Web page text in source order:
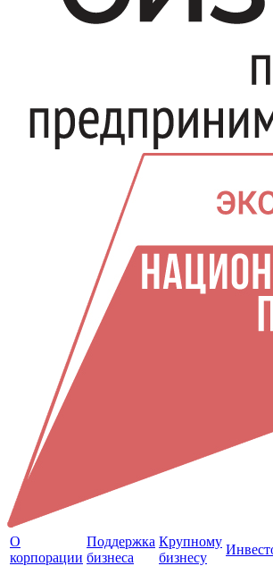
О
корпорации
Поддержка
бизнеса
Крупному
бизнесу